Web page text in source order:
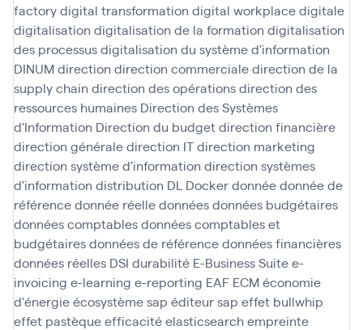
factorydigital transformation digital workplacedigitale
digitalisation digitalisation de la formation digitalisation
des processusdigitalisation du système d'information
DINUMdirection direction commercialedirection de la
supply chain direction des opérationsdirection des
ressources humaines Direction des Systèmes
d'Information Direction du budgetdirection financière
direction généraledirection ITdirection marketing
direction système d'information direction systèmes
d'information distribution DL Dockerdonnéedonnée de
référencedonnée réelledonnéesdonnées budgétaires
données comptablesdonnées comptables et
budgétairesdonnées de référencedonnées financières
données réelles DSI durabilité E-Business Suitee-
invoicing e-learning e-reporting EAF ECMéconomie
d'énergieécosystème sap éditeur sap effet bullwhip
effet pastèqueefficacitéelasticsearchempreinte